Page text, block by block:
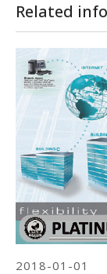
Related
2018-01-01